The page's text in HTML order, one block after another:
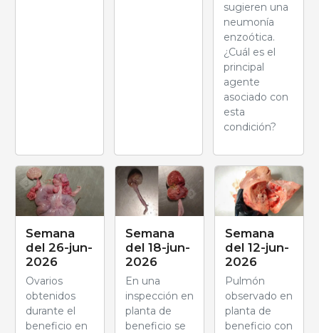
sugieren una
neumonía
enzoótica.
¿Cuál es el
principal
agente
asociado con
esta
condición?
Semana
del 26-jun-
2026
Ovarios
obtenidos
durante el
beneficio en
Semana
del 18-jun-
2026
En una
inspección en
planta de
beneficio se
Semana
del 12-jun-
2026
Pulmón
observado en
planta de
beneficio con